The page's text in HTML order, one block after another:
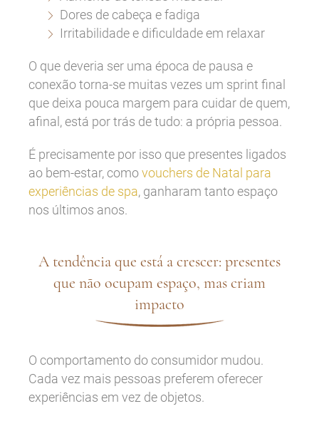
Dores de cabeça e fadiga
Irritabilidade e dificuldade em relaxar
O que deveria ser uma época de pausa e
conexão torna-se muitas vezes um sprint final
que deixa pouca margem para cuidar de quem,
afinal, está por trás de tudo: a própria pessoa.
É precisamente por isso que presentes ligados
ao bem-estar, comovouchers de Natal para
experiências de spa, ganharam tanto espaço
nos últimos anos.
A tendência que está a crescer: presentes
que não ocupam espaço, mas criam
impacto
O comportamento do consumidor mudou.
Cada vez mais pessoas preferem oferecer
experiências em vez de objetos.